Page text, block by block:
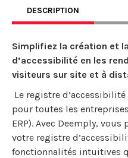
DESCRIPTION
Simplifiez la création et
d’accessibilité en les
visiteurs sur site et à
Le registre
pour toutes les
ERP). Avec Deemply,
votre registre
fonctionnalités intuitives